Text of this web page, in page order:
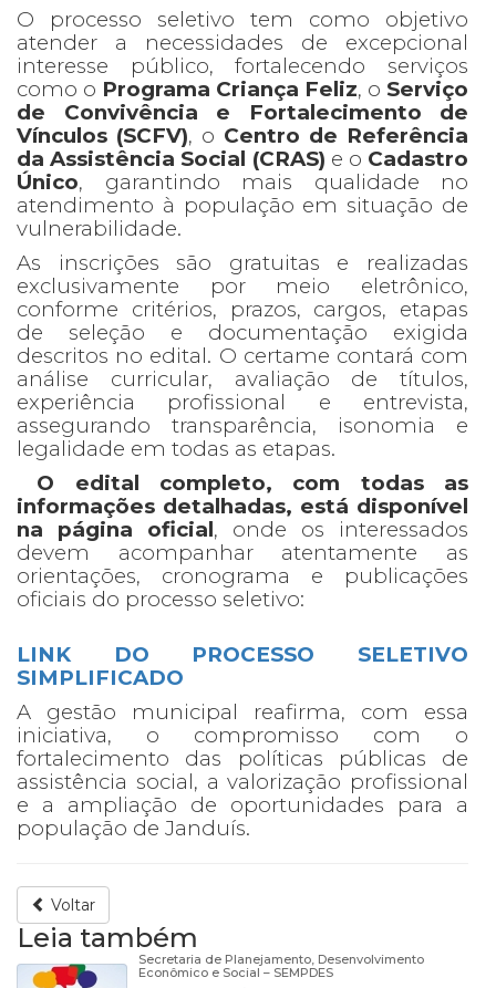
O processo seletivo tem como objetivo
atender a necessidades de excepcional
interesse público, fortalecendo serviços
como o Programa Criança Feliz, o Serviço
de Convivência e Fortalecimento de
Vínculos (SCFV), o Centro de Referência
da Assistência Social (CRAS) e o Cadastro
Único, garantindo mais qualidade no
atendimento à população em situação de
vulnerabilidade.
As inscrições são gratuitas e realizadas
exclusivamente por meio eletrônico,
conforme critérios, prazos, cargos, etapas
de seleção e documentação exigida
descritos no edital. O certame contará com
análise curricular, avaliação de títulos,
experiência profissional e entrevista,
assegurando transparência, isonomia e
legalidade em todas as etapas.
O edital completo, com todas as
informações detalhadas, está disponível
na página oficial, onde os interessados
devem acompanhar atentamente as
orientações, cronograma e publicações
oficiais do processo seletivo:
LINK DO
PROCESSO SELETIVO
SIMPLIFICADO
A gestão municipal reafirma, com essa
iniciativa, o compromisso com o
fortalecimento das políticas públicas de
assistência social, a valorização profissional
e a ampliação de oportunidades para a
população de Janduís.
Voltar
Leia também
Secretaria de Planejamento, Desenvolvimento
Econômico e Social – SEMPDES